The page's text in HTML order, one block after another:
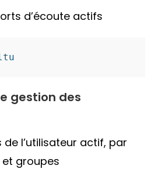
d’écoute actifs
gestion des
l’utilisateur actif, par
et groupes